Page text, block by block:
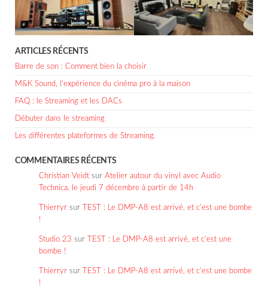
ARTICLES RÉCENTS
Barre de son : Comment bien la choisir
M&K Sound, l’expérience du cinéma pro à la maison
FAQ : le Streaming et les DACs
Débuter dans le streaming
Les différentes plateformes de Streaming.
COMMENTAIRES RÉCENTS
Christian Veidt sur Atelier autour du vinyl avec Audio
Technica, le jeudi 7 décembre à partir de 14h
Thierryr sur
TEST : Le DMP-A8 est arrivé, et c’est une bombe
!
Studio 23 sur
TEST : Le DMP-A8 est arrivé, et c’est une
bombe !
Thierryr sur
TEST : Le DMP-A8 est arrivé, et c’est une bombe
!